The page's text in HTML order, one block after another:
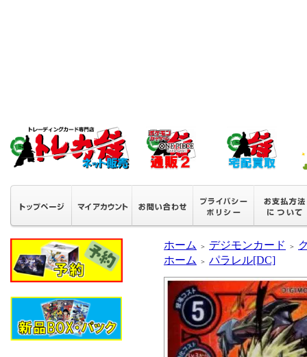
ホーム ＞ デジモンカード ＞
ホーム
＞ パラレル[DC]